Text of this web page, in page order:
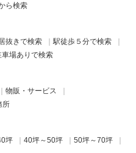
ら検索
抜きで検索
駅徒歩５分で検索
車場ありで検索
物販・サービス
所
坪 40坪～50坪
50坪～70坪